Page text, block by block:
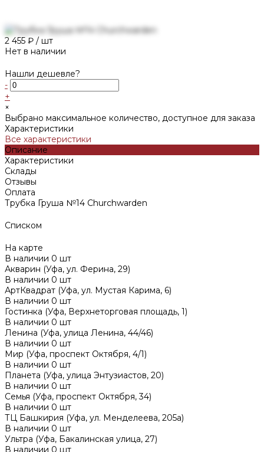
2 455 ₽ / шт
Нет в наличии
Нашли дешевле?
-
+
×
Выбрано максимальное количество, доступное для заказа
Характеристики
Все характеристики
Описание
Характеристики
Склады
Отзывы
Оплата
Трубка Груша №14 Churchwarden
Списком
На карте
В наличии 0 шт
Акварин (Уфа, ул. Ферина, 29)
В наличии 0 шт
АртКвадрат (Уфа, ул. Мустая Карима, 6)
В наличии 0 шт
Гостинка (Уфа, Верхнеторговая площадь, 1)
В наличии 0 шт
Ленина (Уфа, улица Ленина, 44/46)
В наличии 0 шт
Мир (Уфа, проспект Октября, 4/1)
В наличии 0 шт
Планета (Уфа, улица Энтузиастов, 20)
В наличии 0 шт
Семья (Уфа, проспект Октября, 34)
В наличии 0 шт
ТЦ Башкирия (Уфа, ул. Менделеева, 205а)
В наличии 0 шт
Ультра (Уфа, Бакалинская улица, 27)
В наличии 0 шт